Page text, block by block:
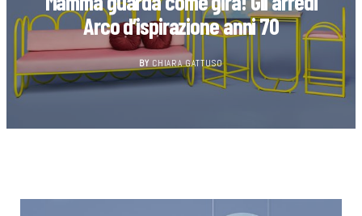
Arco d’ispirazione anni 70
BY CHIARA GATTUSO